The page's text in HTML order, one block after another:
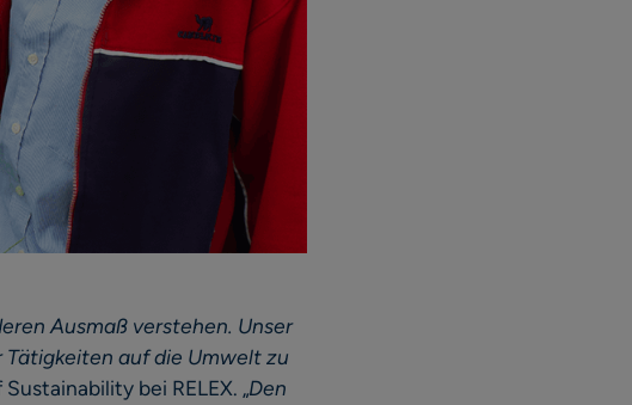
Ausmaß verstehen. Unser
auf die Umwelt zu
Sustainability bei RELEX. „Den